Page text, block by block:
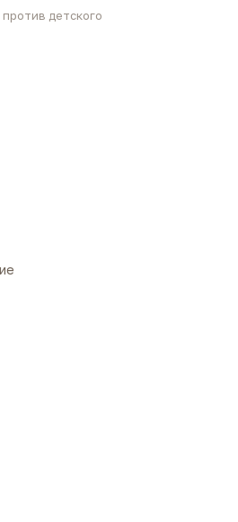
детского